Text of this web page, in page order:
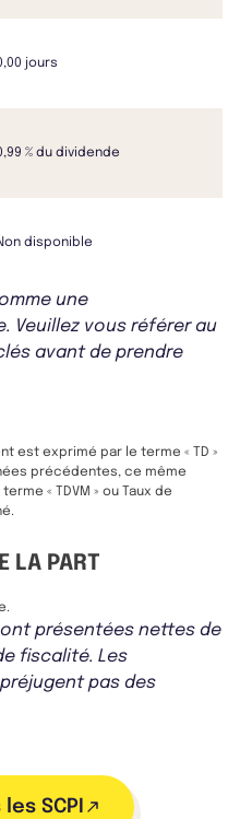
jours
% du dividende
disponible
une
Veuillez vous référer au
avant de prendre
est exprimé par le terme « TD »
précédentes, ce même
« TDVM » ou Taux de
LA PART
présentées nettes de
fiscalité. Les
pas des
SCPI